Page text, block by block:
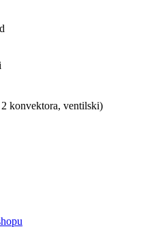
konvektora, ventilski)